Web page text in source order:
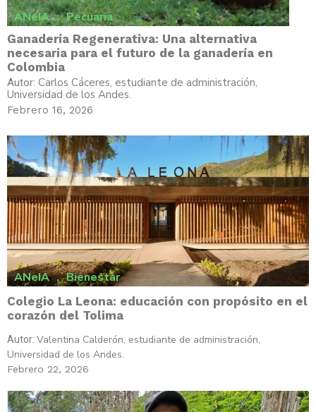
ANeIA , Pecuaria
Ganadería Regenerativa: Una alternativa
necesaria para el futuro de la ganadería en
Colombia
Autor: Carlos Cáceres, estudiante de administración,
Universidad de los Andes.
Febrero 16, 2026
ANeIA , Bienestar
Colegio La Leona: educación con propósito en el
corazón del Tolima
Autor: Valentina Calderón, estudiante de administración,
Universidad de los Andes.
Febrero 22, 2026